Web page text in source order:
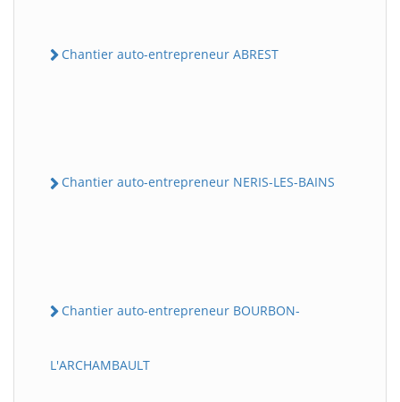
Chantier auto-entrepreneur ABREST
Chantier auto-entrepreneur NERIS-LES-BAINS
Chantier auto-entrepreneur BOURBON-
L'ARCHAMBAULT